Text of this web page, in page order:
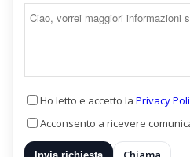
Ho letto e accetto la Privacy
Acconsento a ricevere